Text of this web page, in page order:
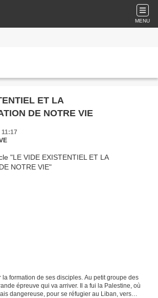
MENU
ET LA
DE NOTRE VIE
11:17
la formation de ses disciples. Au petit groupe des
épreuve qui va arriver. Il a fui la Palestine, où
dangereuse, pour se réfugier au Liban, vers